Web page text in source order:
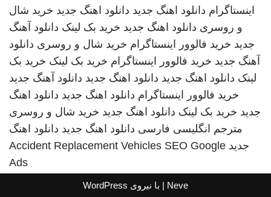
اینستاگرام دانلود اهنگ جدید دانلود اهنگ جدید خرید شال
و روسری دانلود اهنگ جدید خرید بک لینک دانلود آهنگ
جدید خرید فالوور اینستاگرام خرید شال و روسری دانلود
آهنگ جدید خرید فالوور اینستاگرام خرید بک لینک خرید بک
لینک دانلود اهنگ جدید دانلود اهنگ جدید دانلود آهنگ جدید
خرید فالوور اینستاگرام دانلود اهنگ جدید دانلود اهنگ
جدید خرید بک لینک دانلود اهنگ جدید خرید شال و روسری
مترجم انگلیسی فارسی دانلود اهنگ جدید دانلود اهنگ
جدید
Accident Replacement Vehicles SEO Google
Ads
Neve | با نیروی WordPress